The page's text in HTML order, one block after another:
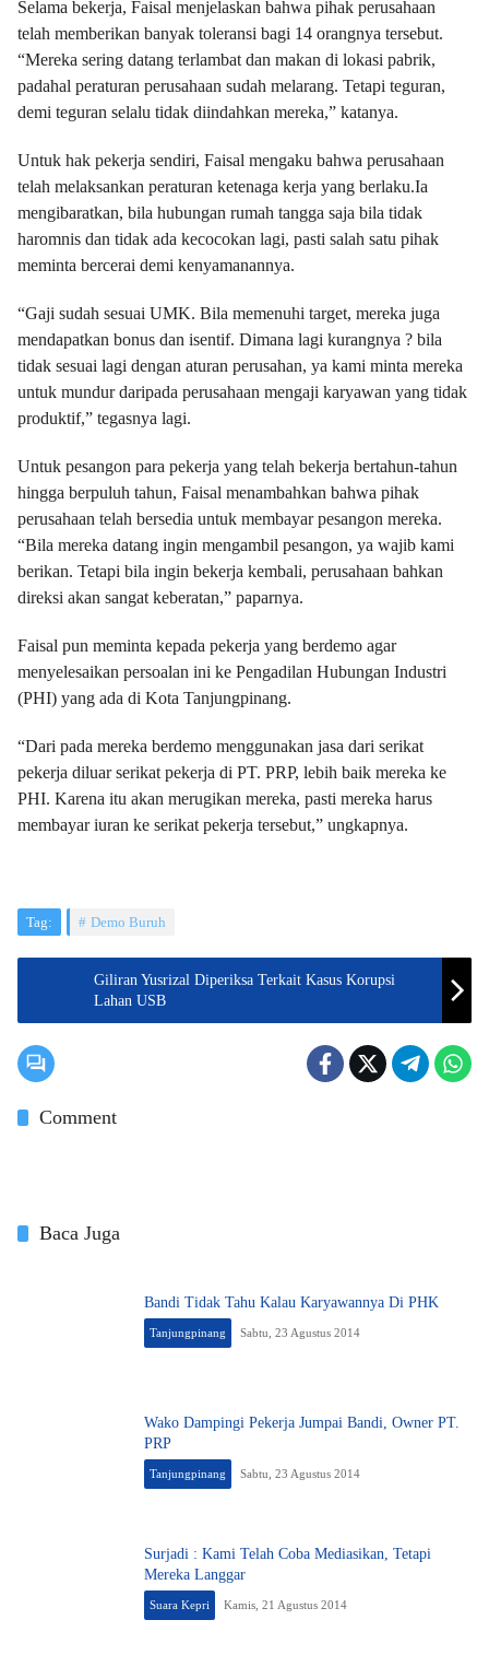
Selama bekerja, Faisal menjelaskan bahwa pihak perusahaan
telah memberikan banyak toleransi bagi 14 orangnya tersebut.
“Mereka sering datang terlambat dan makan di lokasi pabrik,
padahal peraturan perusahaan sudah melarang. Tetapi teguran,
demi teguran selalu tidak diindahkan mereka,” katanya.
Untuk hak pekerja sendiri, Faisal mengaku bahwa perusahaan
telah melaksankan peraturan ketenaga kerja yang berlaku.Ia
mengibaratkan, bila hubungan rumah tangga saja bila tidak
haromnis dan tidak ada kecocokan lagi, pasti salah satu pihak
meminta bercerai demi kenyamanannya.
“Gaji sudah sesuai UMK. Bila memenuhi target, mereka juga
mendapatkan bonus dan isentif. Dimana lagi kurangnya ? bila
tidak sesuai lagi dengan aturan perusahan, ya kami minta mereka
untuk mundur daripada perusahaan mengaji karyawan yang tidak
produktif,” tegasnya lagi.
Untuk pesangon para pekerja yang telah bekerja bertahun-tahun
hingga berpuluh tahun, Faisal menambahkan bahwa pihak
perusahaan telah bersedia untuk membayar pesangon mereka.
“Bila mereka datang ingin mengambil pesangon, ya wajib kami
berikan. Tetapi bila ingin bekerja kembali, perusahaan bahkan
direksi akan sangat keberatan,” paparnya.
Faisal pun meminta kepada pekerja yang berdemo agar
menyelesaikan persoalan ini ke Pengadilan Hubungan Industri
(PHI) yang ada di Kota Tanjungpinang.
“Dari pada mereka berdemo menggunakan jasa dari serikat
pekerja diluar serikat pekerja di PT. PRP, lebih baik mereka ke
PHI. Karena itu akan merugikan mereka, pasti mereka harus
membayar iuran ke serikat pekerja tersebut,” ungkapnya.
Tag: Demo Buruh
Giliran Yusrizal Diperiksa Terkait Kasus Korupsi
Lahan USB
Comment
Baca Juga
Bandi Tidak Tahu Kalau Karyawannya Di PHK
Tanjungpinang Sabtu, 23 Agustus 2014
Wako Dampingi Pekerja Jumpai Bandi, Owner PT.
PRP
Tanjungpinang Sabtu, 23 Agustus 2014
Surjadi : Kami Telah Coba Mediasikan, Tetapi
Mereka Langgar
Suara Kepri Kamis, 21 Agustus 2014